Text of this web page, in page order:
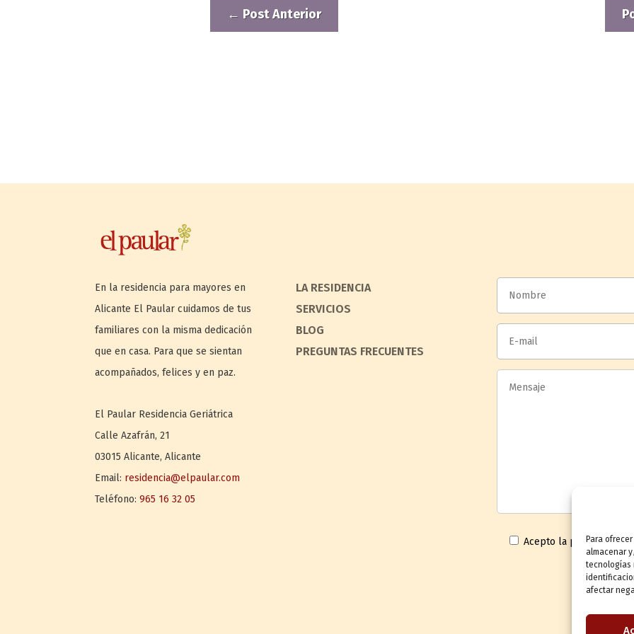
Para
almacenar
tecnologías
afectar
← Post Anterior
En la residencia para mayores en
Alicante El Paular cuidamos de tus
familiares con la misma dedicación
que en casa. Para que se sientan
acompañados, felices y en paz.
El Paular Residencia Geriátrica
Calle Azafrán, 21
03015 Alicante,Alicante
Email: residencia@elpaular.com
Teléfono:965 16 32 05
LA RESIDENCIA
SERVICIOS
BLOG
PREGUNTAS FRECUENTES
Acepto la política de